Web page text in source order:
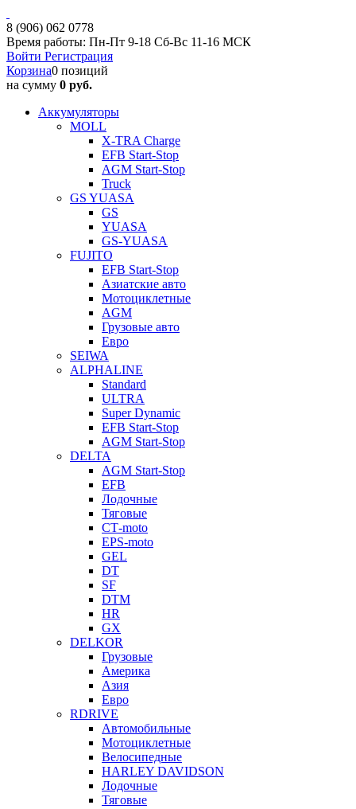
8 (906) 062 0778
Время работы: Пн-Пт 9-18 Сб-Вс 11-16 МСК
Войти Регистрация
Корзина0 позиций
на сумму 0 руб.
Аккумуляторы
MOLL
X-TRA Charge
EFB Start-Stop
AGM Start-Stop
Truck
GS YUASA
GS
YUASA
GS-YUASA
FUJITO
EFB Start-Stop
Азиатские авто
Мотоциклетные
AGM
Грузовые авто
Евро
SEIWA
ALPHALINE
Standard
ULTRA
Super Dynamic
EFB Start-Stop
AGM Start-Stop
DELTA
AGM Start-Stop
EFB
Лодочные
Тяговые
СТ-moto
EPS-moto
GEL
DT
SF
DTM
HR
GX
DELKOR
Грузовые
Америка
Азия
Евро
RDRIVE
Автомобильные
Мотоциклетные
Велосипедные
HARLEY DAVIDSON
Лодочные
Тяговые